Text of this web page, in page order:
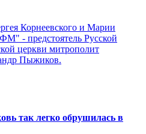
Корнеевского и Марии
- предстоятель Русской
церкви митрополит
Пыжиков.
так легко обрушилась в